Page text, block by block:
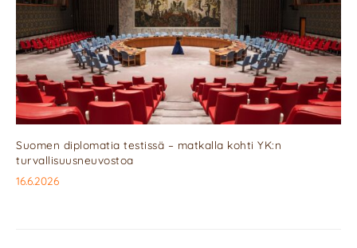
Suomen diplomatia testissä – matkalla kohti YK:n
turvallisuusneuvostoa
16.6.2026